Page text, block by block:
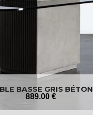
BASSE GRIS BÉTON
889.00 €